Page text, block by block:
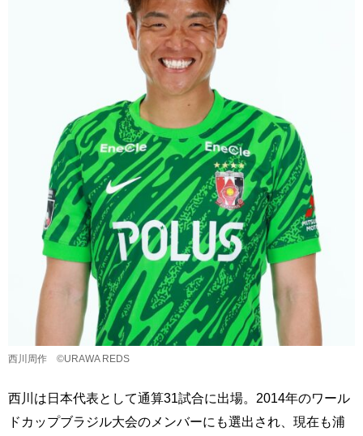
西川周作 ©URAWA REDS
西川は日本代表として通算31試合に出場。2014年のワール
ドカップブラジル大会のメンバーにも選出され、現在も浦